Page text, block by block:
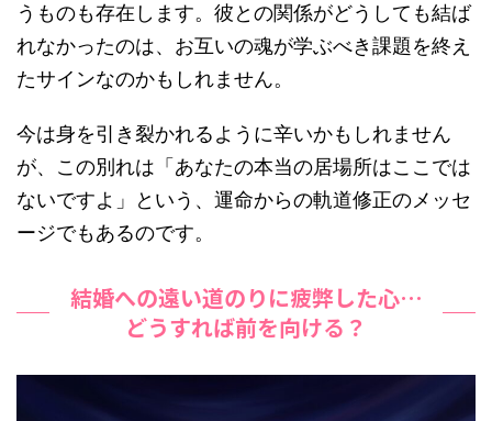
うものも存在します。彼との関係がどうしても結ば
れなかったのは、お互いの魂が学ぶべき課題を終え
たサインなのかもしれません。
今は身を引き裂かれるように辛いかもしれません
が、この別れは「あなたの本当の居場所はここでは
ないですよ」という、運命からの軌道修正のメッセ
ージでもあるのです。
結婚への遠い道のりに疲弊した心…
どうすれば前を向ける？